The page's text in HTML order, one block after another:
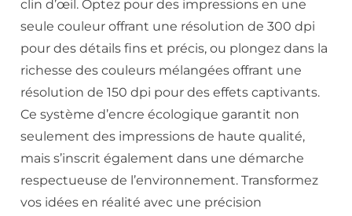
clin d’œil. Optez pour des impressions en une
seule couleur offrant une résolution de 300 dpi
pour des détails fins et précis, ou plongez dans la
richesse des couleurs mélangées offrant une
résolution de 150 dpi pour des effets captivants.
Ce système d’encre écologique garantit non
seulement des impressions de haute qualité,
mais s’inscrit également dans une démarche
respectueuse de l’environnement. Transformez
vos idées en réalité avec une précision